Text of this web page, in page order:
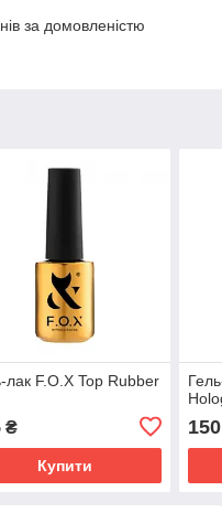
за домовленістю
лак F.O.X Top Rubber
₴
Купити
150